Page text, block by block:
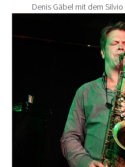
Denis Gäbel mit dem
Show larger version for: